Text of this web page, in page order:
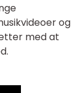
og
med at